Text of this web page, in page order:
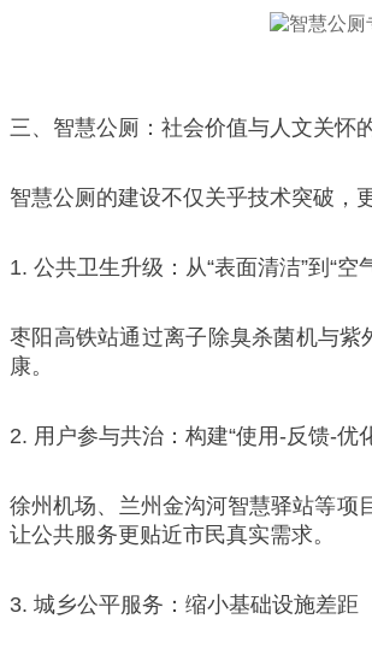
三、智慧公厕：社会价值与人文关怀
智慧公厕的建设不仅关乎技术突破，
1. 公共卫生升级：从“表面清洁”到“空
枣阳高铁站通过离子除臭杀菌机与紫
康。
2. 用户参与共治：构建“使用-反馈-优
徐州机场、兰州金沟河智慧驿站等项
让公共服务更贴近市民真实需求。
3. 城乡公平服务：缩小基础设施差距